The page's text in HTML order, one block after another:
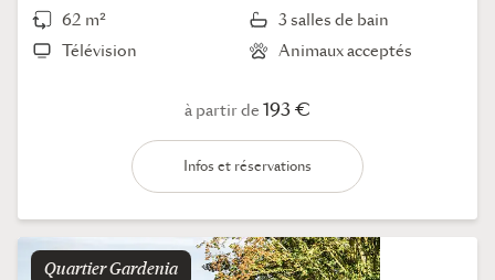
62 m²
3 salles de bain
Télévision
Animaux acceptés
à partir de 193 €
Infos et réservations
Quartier gardenia